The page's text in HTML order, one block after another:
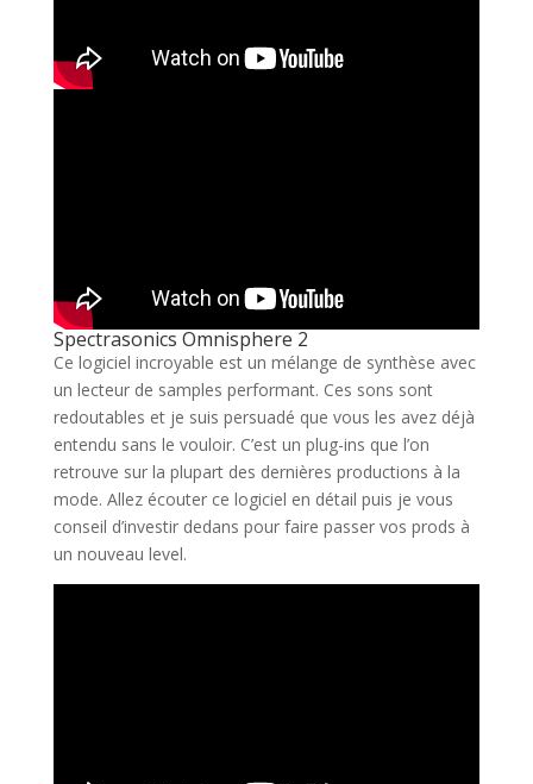
Spectrasonics Omnisphere 2
Ce logiciel incroyable est un mélange de synthèse avec
un lecteur de samples performant. Ces sons sont
redoutables et je suis persuadé que vous les avez déjà
entendu sans le vouloir. C’est un plug-ins que l’on
retrouve sur la plupart des dernières productions à la
mode. Allez écouter ce logiciel en détail puis je vous
conseil d’investir dedans pour faire passer vos prods à
un nouveau level.